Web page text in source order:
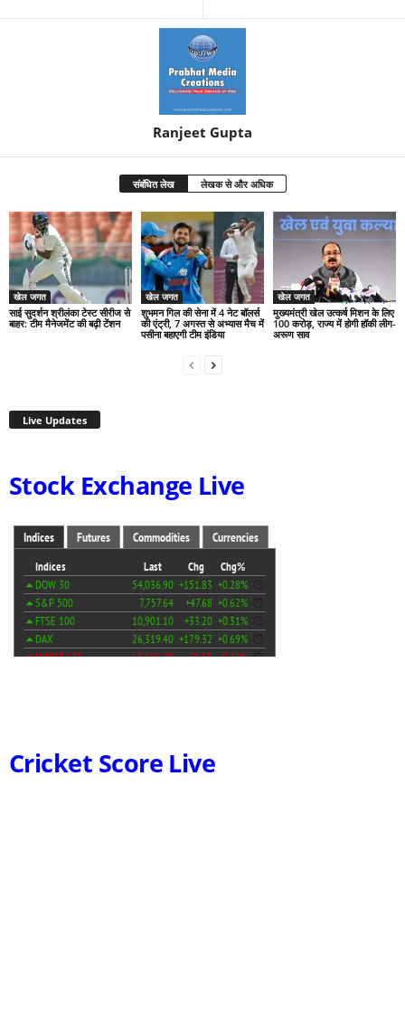
Ranjeet Gupta
संबंधित लेख लेखक से और अधिक
खेल जगत
साई सुदर्शन श्रीलंका टेस्ट सीरीज से
बाहर: टीम मैनेजमेंट की बढ़ी टेंशन
खेल जगत
शुभमन गिल की सेना में 4 नेट बॉलर्स
की एंट्री, 7 अगस्त से अभ्यास मैच में
पसीना बहाएगी टीम इंडिया
खेल जगत
मुख्यमंत्री खेल उत्कर्ष मिशन के लिए
100 करोड़, राज्य में होगी हॉकी लीग-
अरूण साव
Live Updates
Stock Exchange Live
Cricket Score Live